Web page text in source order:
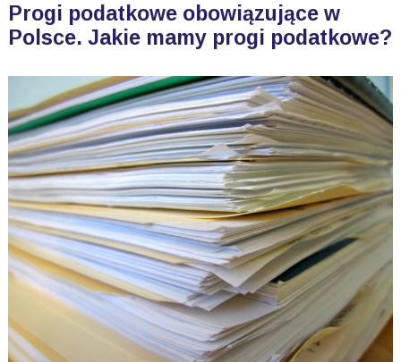
Progi podatkowe obowiązujące w
Polsce. Jakie mamy progi podatkowe?